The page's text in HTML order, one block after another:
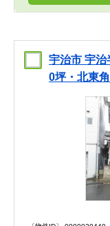
宇治市 宇治
0坪・北東